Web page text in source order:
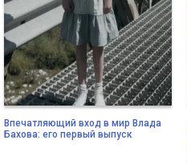
Впечатляющий вход в мир Влада
Бахова: его первый выпуск